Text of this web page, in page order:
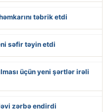
təbrik etdi
səfir təyin etdi
üçün yeni şərtlər irəli
zərbə endirdi